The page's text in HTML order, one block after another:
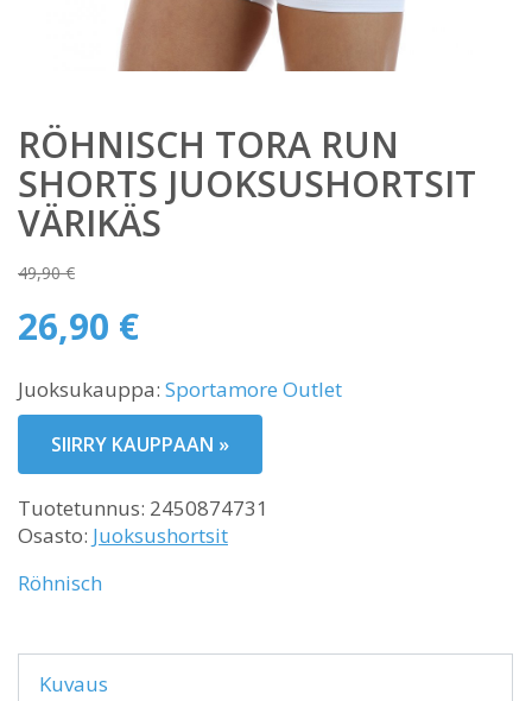
RÖHNISCH TORA RUN
SHORTS JUOKSUSHORTSIT
VÄRIKÄS
49,90€
Alkuperäinen
hinta
49,90 €.
26,90 €
hinta
on:
26,90 €.
Juoksukauppa: Sportamore Outlet
SIIRRY KAUPPAAN »
Tuotetunnus: 2450874731
Osasto: Juoksushortsit
Röhnisch
Kuvaus